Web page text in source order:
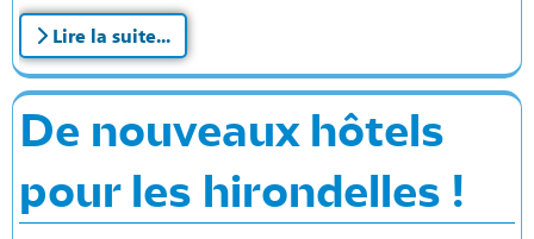
Lire la suite...
De nouveaux hôtels
pour les hirondelles !